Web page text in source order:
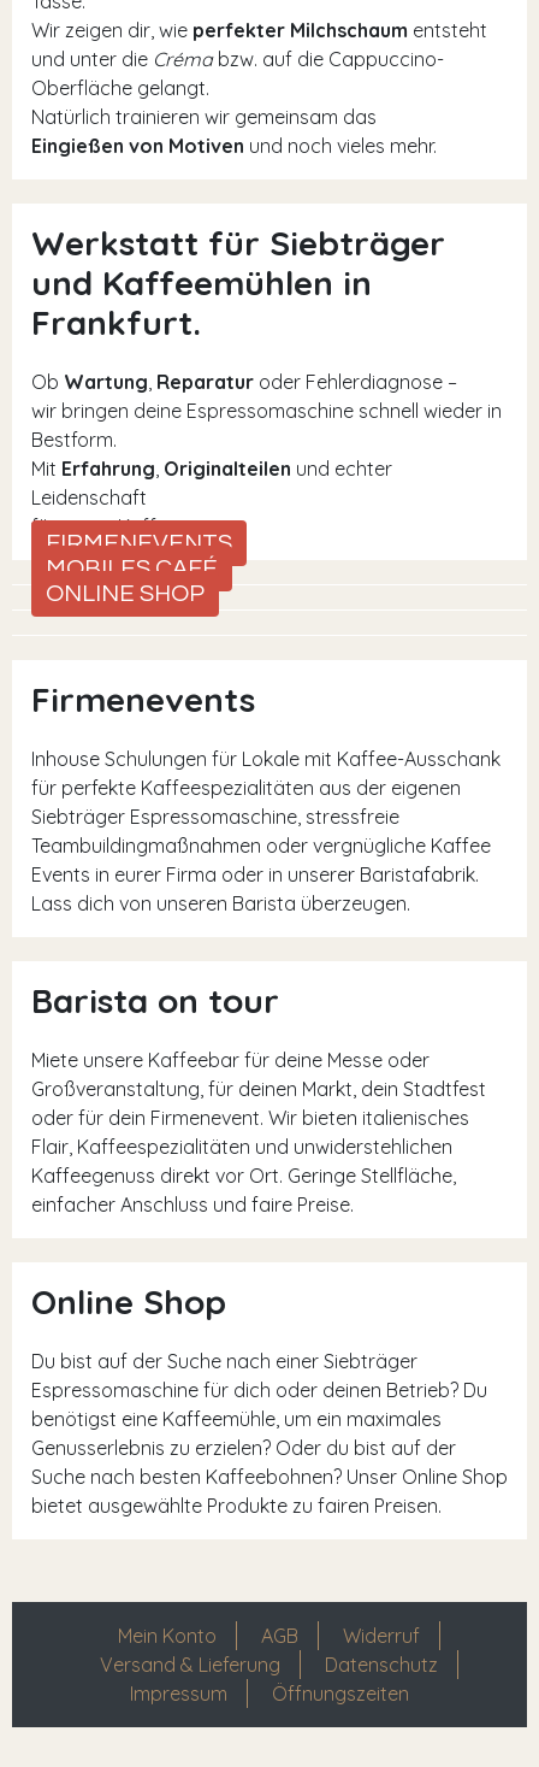
Wir zeigen dir, wie perfekter Milchschaum entsteht
und unter die Crémabzw. auf die Cappuccino-
Oberfläche gelangt.
Natürlich trainieren wir gemeinsam das
Eingießen von Motiven und noch vieles mehr.
Werkstatt für Siebträger
und Kaffeemühlen in
Frankfurt.
Ob Wartung, Reparatur oder Fehlerdiagnose –
wir bringen deine Espressomaschine schnell wieder in
Bestform.
Mit Erfahrung, Originalteilen und echter
Leidenschaft
für guten Kaffee.
FIRMENEVENTS
MOBILES CAFÉ
ONLINE SHOP
Firmenevents
Inhouse Schulungen für Lokale mit Kaffee-Ausschank
für perfekte Kaffeespezialitäten aus der eigenen
Siebträger Espressomaschine, stressfreie
Teambuildingmaßnahmen oder vergnügliche Kaffee
Events in eurer Firma oder in unserer Baristafabrik.
Lass dich von unseren Barista überzeugen.
Barista on tour
Miete unsere Kaffeebar für deine Messe oder
Großveranstaltung, für deinen Markt, dein Stadtfest
oder für dein Firmenevent. Wir bieten italienisches
Flair, Kaffeespezialitäten und unwiderstehlichen
Kaffeegenuss direkt vor Ort. Geringe Stellfläche,
einfacher Anschluss und faire Preise.
Online Shop
Du bist auf der Suche nach einer Siebträger
Espressomaschine für dich oder deinen Betrieb? Du
benötigst eine Kaffeemühle, um ein maximales
Genusserlebnis zu erzielen? Oder du bist auf der
Suche nach besten Kaffeebohnen? Unser Online Shop
bietet ausgewählte Produkte zu fairen Preisen.
Mein Konto AGB
Widerruf
Versand & Lieferung
Datenschutz
Impressum
Öffnungszeiten